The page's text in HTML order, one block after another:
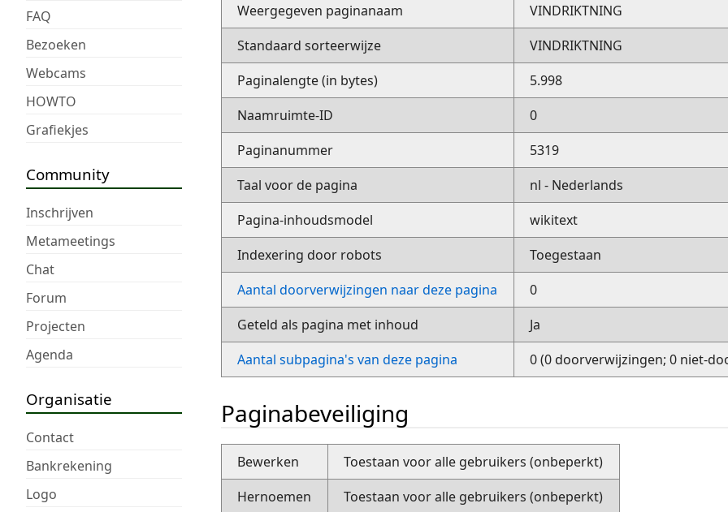
FAQ
Bezoeken
Webcams
HOWTO
Grafiekjes
Community
Inschrijven
Metameetings
Chat
Forum
Projecten
Agenda
Organisatie
Contact
Bankrekening
Logo
Weergegeven paginanaam
VINDRIKTNING
Standaard sorteerwijze
VINDRIKTNING
Paginalengte (in bytes)
5.998
Naamruimte-ID
0
Paginanummer
5319
Taal voor de pagina
nl - Nederlands
Pagina-inhoudsmodel
wikitext
Indexering door robots
Toegestaan
Aantal doorverwijzingen naar deze pagina
0
Geteld als pagina met inhoud
Ja
Aantal subpagina's van deze pagina
0 (0 doorverwijzingen; 0 niet-
Paginabeveiliging
Bewerken
Toestaan voor alle gebruikers (onbeperkt)
Hernoemen
Toestaan voor alle gebruikers (onbeperkt)